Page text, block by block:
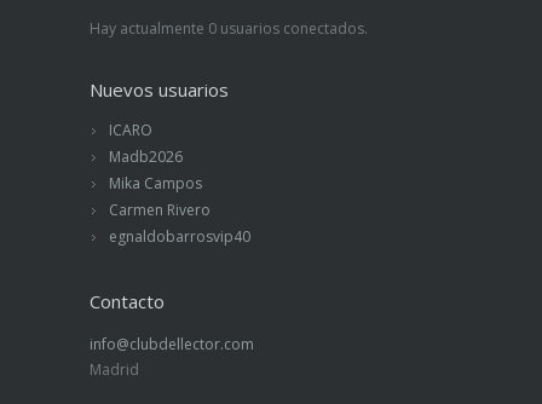
Hay actualmente 0 usuarios conectados.
Nuevos usuarios
ICARO
Madb2026
Mika Campos
Carmen Rivero
egnaldobarrosvip40
Contacto
info@clubdellector.com
Madrid